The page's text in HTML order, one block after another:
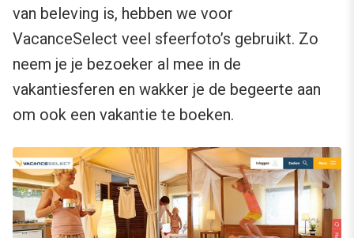
van beleving is, hebben we voor
VacanceSelect veel sfeerfoto’s gebruikt. Zo
neem je je bezoeker al mee in de
vakantiesferen en wakker je de begeerte aan
om ook een vakantie te boeken.